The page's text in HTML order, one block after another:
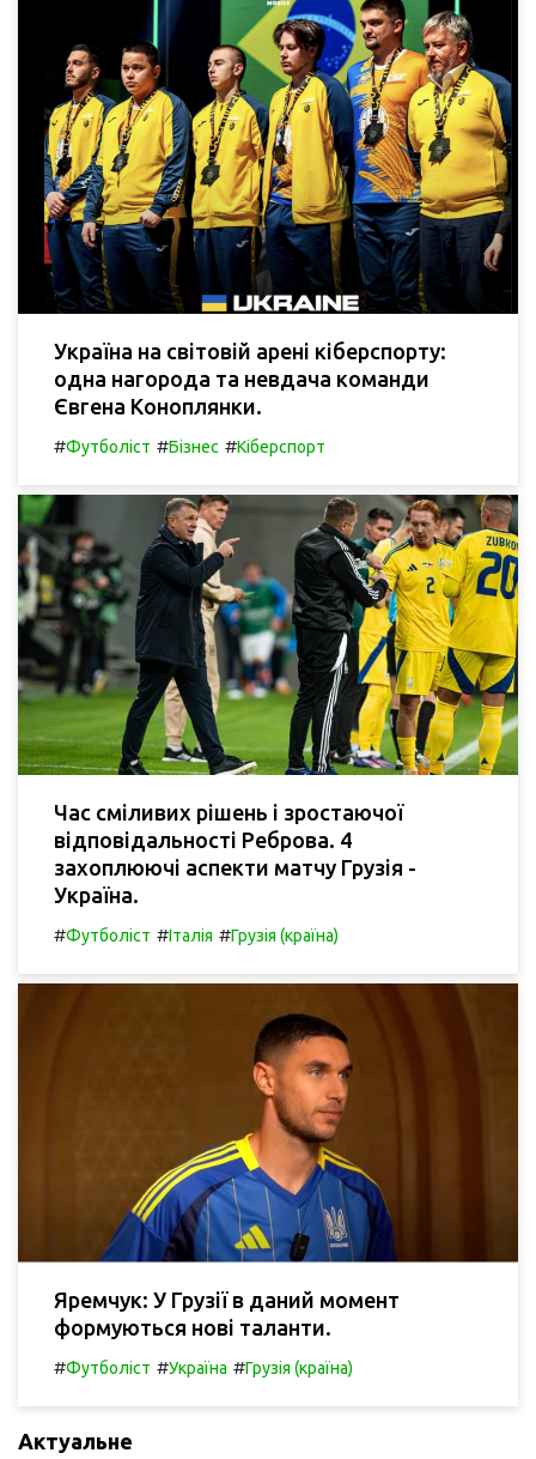
Україна на світовій арені кіберспорту:
одна нагорода та невдача команди
Євгена Коноплянки.
#Футболіст #Бізнес #Кіберспорт
Час сміливих рішень і зростаючої
відповідальності Реброва. 4
захоплюючі аспекти матчу Грузія -
Україна.
#Футболіст #Італія #Грузія (країна)
Яремчук: У Грузії в даний момент
формуються нові таланти.
#Футболіст #Україна #Грузія (країна)
Актуальне